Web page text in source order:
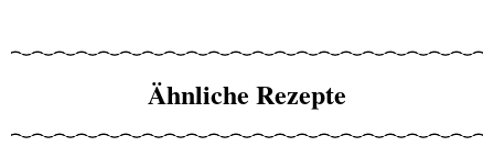
Ähnliche Rezepte